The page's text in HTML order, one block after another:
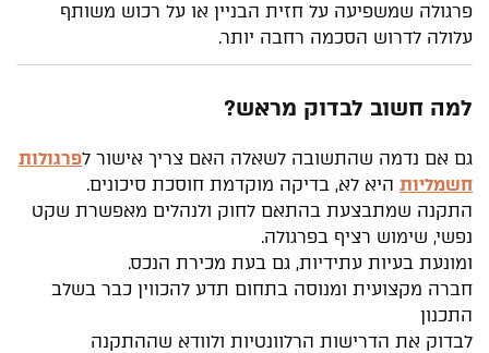
פרגולה שמשפיעה על חזית הבניין או על רכוש משותף
עלולה לדרוש הסכמה רחבה יותר.
למה חשוב לבדוק מראש?
גם אם נדמה שהתשובה לשאלה האם צריך אישור לפרגולות
חשמליות היא לא, בדיקה מוקדמת חוסכת סיכונים.
התקנה שמתבצעת בהתאם לחוק ולנהלים מאפשרת שקט
נפשי, שימוש רציף בפרגולה.
ומונעת בעיות עתידיות, גם בעת מכירת הנכס.
חברה מקצועית ומנוסה בתחום תדע להכווין כבר בשלב
התכנון
לבדוק את הדרישות הרלוונטיות ולוודא שההתקנה